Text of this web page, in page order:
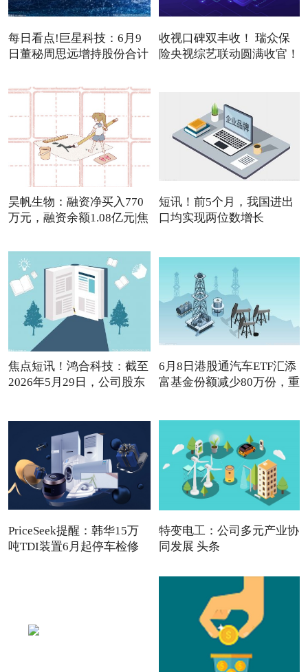
每日看点!巨星科技：6月9
日董秘周思远增持股份合计
收视口碑双丰收！ 瑞众保
险央视综艺联动圆满收官！
昊帆生物：融资净买入770
万元，融资余额1.08亿元|焦
短讯！前5个月，我国进出
口均实现两位数增长
焦点短讯！鸿合科技：截至
2026年5月29日，公司股东
6月8日港股通汽车ETF汇添
富基金份额减少80万份，重
PriceSeek提醒：韩华15万
吨TDI装置6月起停车检修
特变电工：公司多元产业协
同发展 头条